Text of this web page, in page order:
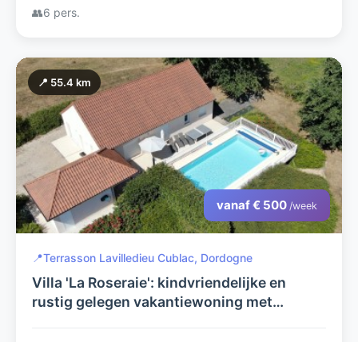
uitzicht.
👥6 pers.
📍 55.4 km
vanaf € 500 /week
📍Terrasson Lavilledieu Cublac, Dordogne
Villa 'La Roseraie': kindvriendelijke en
rustig gelegen vakantiewoning met